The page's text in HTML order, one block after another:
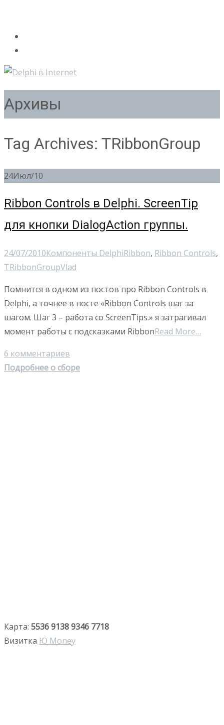
Архивы
Tag Archives: TRibbonGroup
24Июл/10
Ribbon Controls в Delphi. ScreenTip
для кнопки DialogAction группы.
24/07/2010Компоненты DelphiRibbon, Ribbon Controls,
TRibbonGroupVlad
Помнится в одном из постов про Ribbon Controls в
Delphi, а точнее в посте «Ribbon Controls шаг за
шагом. Шаг 3 – работа со ScreenTips.» я затрагивал
момент работы с подсказками RibbonRead More…
6 комментариев
Подробнее о сборе
Карта: 5536 9138 9346 7718
Визитка Ю Money